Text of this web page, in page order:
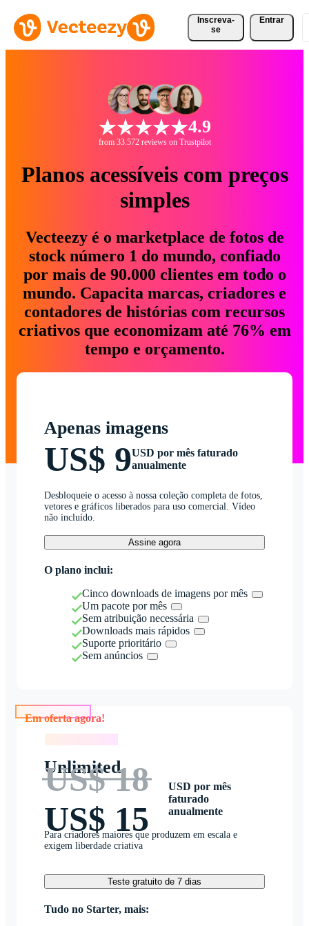
Inscreva-
se
Entrar
4.9
from 33.572 reviews on Trustpilot
Planos acessíveis com preços
simples
Vecteezy é o marketplace de fotos de
stock número 1 do mundo, confiado
por mais de 90.000 clientes em todo o
mundo. Capacita marcas, criadores e
contadores de histórias com recursos
criativos que economizam até 76% em
tempo e orçamento.
Apenas imagens
US$ 9USD por mês faturado
anualmente
Desbloqueie o acesso à nossa coleção completa de fotos,
vetores e gráficos liberados para uso comercial. Vídeo
não incluído.
Assine agora
O plano inclui:
Cinco downloads de imagens por mês
Um pacote por mês
Sem atribuição necessária
Downloads mais rápidos
Suporte prioritário
Sem anúncios
Unlimited
US$ 18
US$ 15
USD por mês
faturado
anualmente
Para criadores maiores que produzem em escala e
exigem liberdade criativa
Teste gratuito de 7 dias
Tudo no Starter, mais: